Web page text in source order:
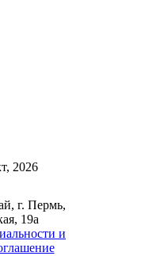
2026
г. Пермь,
19а
и